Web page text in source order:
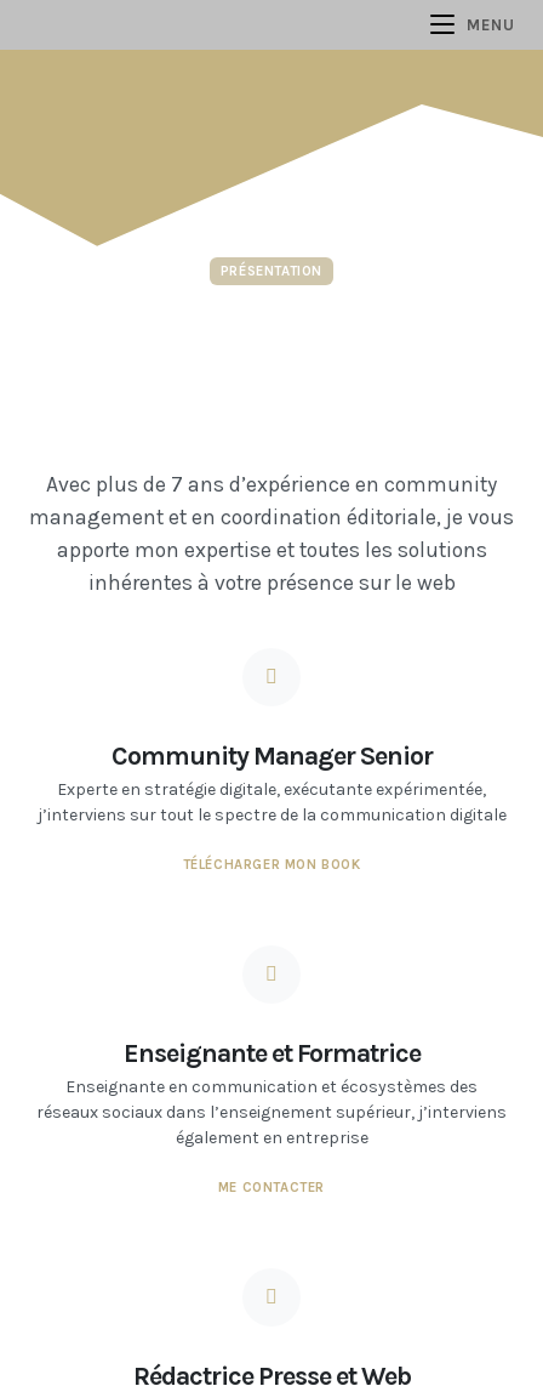
MENU
PRÉSENTATION
Avec plus de 7 ans d’expérience en community
management et en coordination éditoriale, je vous
apporte mon expertise et toutes les solutions
inhérentes à votre présence sur le web
Community Manager Senior
Experte en stratégie digitale, exécutante expérimentée,
j’interviens sur tout le spectre de la communication digitale
TÉLÉCHARGER MON BOOK
Enseignante et Formatrice
Enseignante en communication et écosystèmes des
réseaux sociaux dans l’enseignement supérieur, j’interviens
également en entreprise
ME CONTACTER
Rédactrice Presse et Web